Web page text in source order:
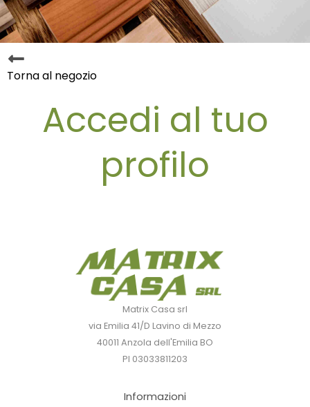
Torna al negozio
Accedi al tuo
profilo
Matrix Casa srl
via Emilia 41/D Lavino di Mezzo
40011 Anzola dell'Emilia BO
PI 03033811203
Informazioni